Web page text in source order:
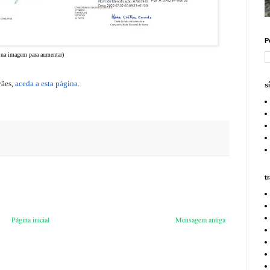
na imagem para aumentar)
aceda a esta página.
Mensagem antiga
Página inicial